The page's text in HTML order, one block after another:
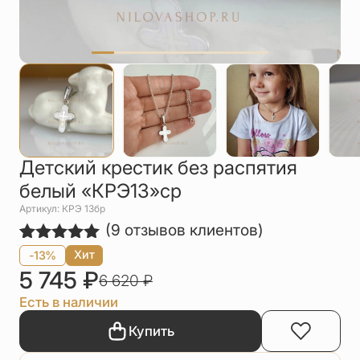
Чётки
Шнурки на
шею
Другое
Детский крестик без распятия
белый «КРЭ13»ср
Артикул: КРЭ 13бр
Рейтинг
5.00из 5
на основе
опроса
9
пользователей
(9 отзывов клиентов)
-13% Хит
5 745 ₽6 620₽
Есть в наличии
Купить